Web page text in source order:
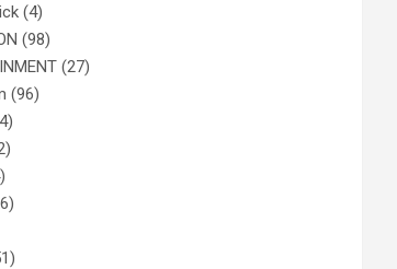
(4)
(98)
(27)
(96)